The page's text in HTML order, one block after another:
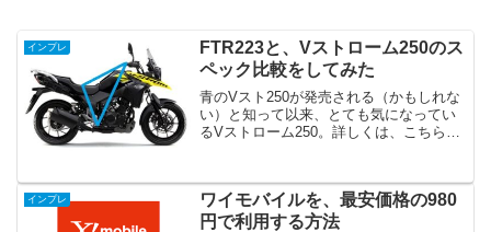
インプレ
FTR223と、Vストローム250のス
ペック比較をしてみた
青のVスト250が発売される（かもしれな
い）と知って以来、とても気になってい
るVストローム250。詳しくは、こちらの
250のスペック比較をしてみたくなり。足
つきとかト...
インプレ
ワイモバイルを、最安価格の980
円で利用する方法